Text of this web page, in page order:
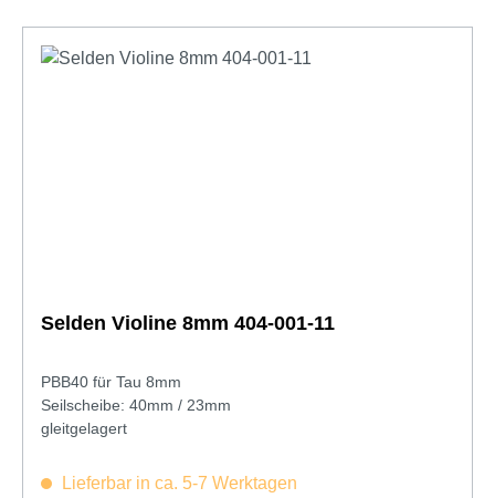
Selden Violine 8mm 404-001-11
PBB40 für Tau 8mm
Seilscheibe: 40mm / 23mm
gleitgelagert
Lieferbar in ca. 5-7 Werktagen